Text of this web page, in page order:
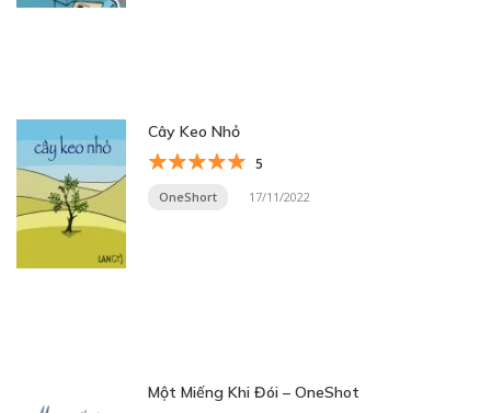
Cây Keo Nhỏ
5
OneShort 17/11/2022
Một Miếng Khi Đói – OneShot